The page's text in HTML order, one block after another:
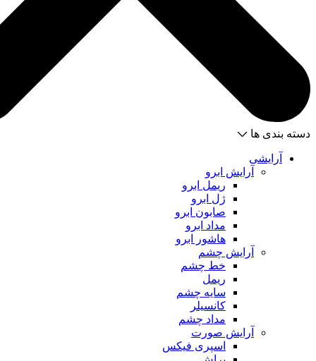
دسته بندی ها
آرایشی
آرایش ابرو
ریمل ابرو
ژل ابرو
صابون ابرو
مداد ابرو
هاشور ابرو
آرایش چشم
خط چشم
ریمل
سایه چشم
کانسیلر
مداد چشم
آرایش صورت
اسپری فیکس